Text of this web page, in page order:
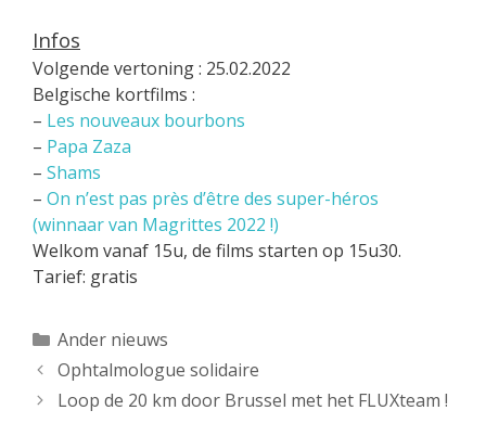
Infos
Volgende vertoning : 25.02.2022
Belgische kortfilms :
– Les nouveaux bourbons
– Papa Zaza
– Shams
– On n’est pas près d’être des super-héros
(winnaar van Magrittes 2022 !)
Welkom vanaf 15u, de films starten op 15u30.
Tarief: gratis
Categorieën
Ander nieuws
Ophtalmologue solidaire
Loop de 20 km door Brussel met het FLUXteam !